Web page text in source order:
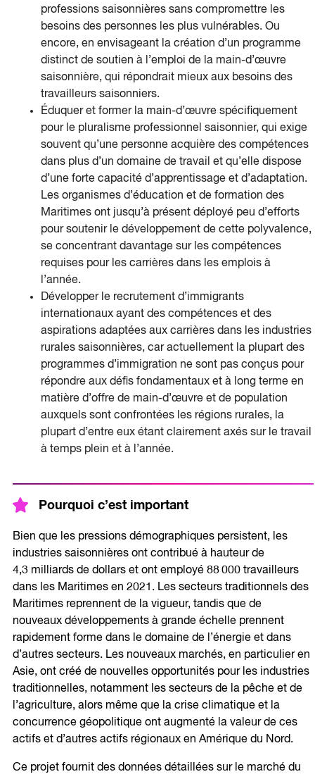
professions saisonnières sans compromettre les
besoins des personnes les plus vulnérables. Ou
encore, en envisageant la création d’un programme
distinct de soutien à l’emploi de la main-d’œuvre
saisonnière, qui répondrait mieux aux besoins des
travailleurs saisonniers.
Éduquer et former la main-d’œuvre spécifiquement
pour le pluralisme professionnel saisonnier, qui exige
souvent qu’une personne acquière des compétences
dans plus d’un domaine de travail et qu’elle dispose
d’une forte capacité d’apprentissage et d’adaptation.
Les organismes d’éducation et de formation des
Maritimes ont jusqu’à présent déployé peu d’efforts
pour soutenir le développement de cette polyvalence,
se concentrant davantage sur les compétences
requises pour les carrières dans les emplois à
l’année.
Développer le recrutement d’immigrants
internationaux ayant des compétences et des
aspirations adaptées aux carrières dans les industries
rurales saisonnières, car actuellement la plupart des
programmes d’immigration ne sont pas conçus pour
répondre aux défis fondamentaux et à long terme en
matière d’offre de main-d’œuvre et de population
auxquels sont confrontées les régions rurales, la
plupart d’entre eux étant clairement axés sur le travail
à temps plein et à l’année.
Pourquoi c’est important
Bien que les pressions démographiques persistent, les
industries saisonnières ont contribué à hauteur de
4,3 milliards de dollars et ont employé 88 000 travailleurs
dans les Maritimes en 2021. Les secteurs traditionnels des
Maritimes reprennent de la vigueur, tandis que de
nouveaux développements à grande échelle prennent
rapidement forme dans le domaine de l’énergie et dans
d’autres secteurs. Les nouveaux marchés, en particulier en
Asie, ont créé de nouvelles opportunités pour les industries
traditionnelles, notamment les secteurs de la pêche et de
l’agriculture, alors même que la crise climatique et la
concurrence géopolitique ont augmenté la valeur de ces
actifs et d’autres actifs régionaux en Amérique du Nord.
Ce projet fournit des données détaillées sur le marché du